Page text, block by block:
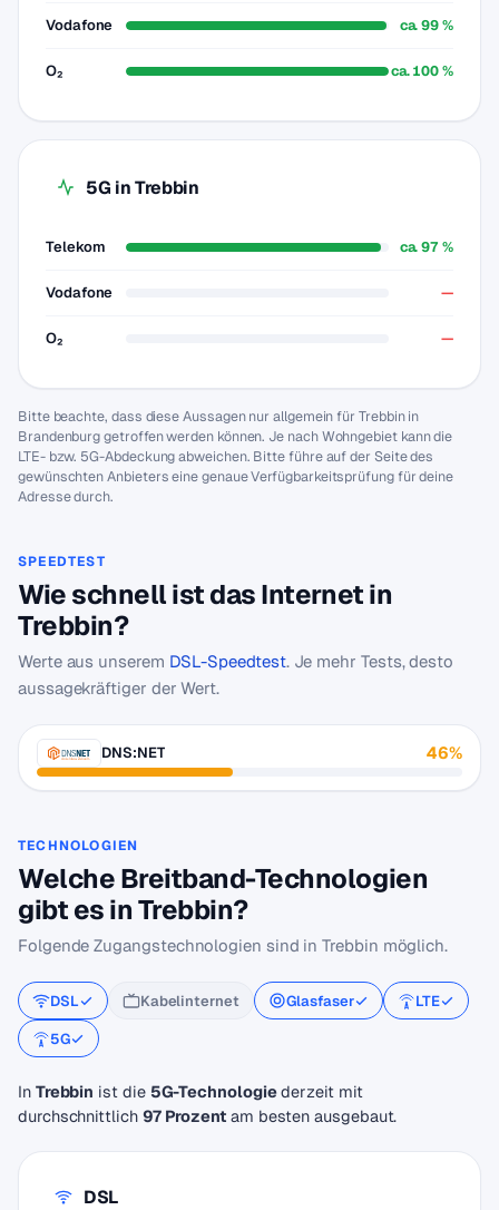
Vodafone ca. 99 %
O₂ ca. 100 %
5G in Trebbin
Telekom ca. 97 %
Vodafone —
O₂ —
Bitte beachte, dass diese Aussagen nur allgemein für Trebbin in
Brandenburg getroffen werden können. Je nach Wohngebiet kann die
LTE- bzw. 5G-Abdeckung abweichen. Bitte führe auf der Seite des
gewünschten Anbieters eine genaue Verfügbarkeitsprüfung für deine
Adresse durch.
SPEEDTEST
Wie schnell ist das Internet in
Trebbin?
Werte aus unserem DSL-Speedtest. Je mehr Tests, desto
aussagekräftiger der Wert.
DNS:NET 46%
TECHNOLOGIEN
Welche Breitband-Technologien
gibt es in Trebbin?
Folgende Zugangstechnologien sind in Trebbin möglich.
DSL Kabelinternet Glasfaser
LTE
5G
In Trebbin ist die 5G-Technologiederzeit mit
durchschnittlich 97 Prozentam besten ausgebaut.
DSL